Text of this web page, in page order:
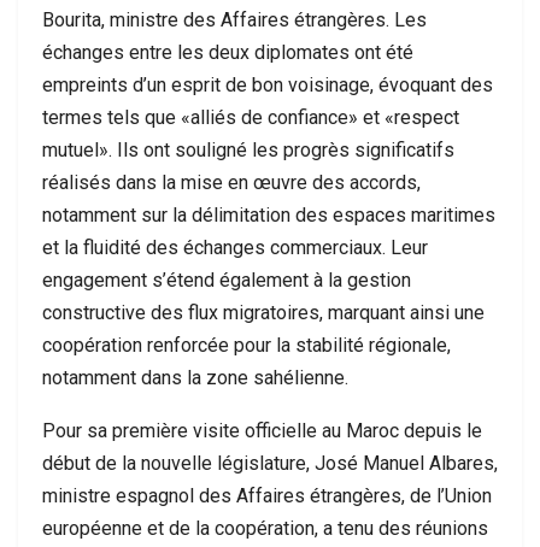
Bourita, ministre des Affaires étrangères. Les
échanges entre les deux diplomates ont été
empreints d’un esprit de bon voisinage, évoquant des
termes tels que «alliés de confiance» et «respect
mutuel». Ils ont souligné les progrès significatifs
réalisés dans la mise en œuvre des accords,
notamment sur la délimitation des espaces maritimes
et la fluidité des échanges commerciaux. Leur
engagement s’étend également à la gestion
constructive des flux migratoires, marquant ainsi une
coopération renforcée pour la stabilité régionale,
notamment dans la zone sahélienne.
Pour sa première visite officielle au Maroc depuis le
début de la nouvelle législature, José Manuel Albares,
ministre espagnol des Affaires étrangères, de l’Union
européenne et de la coopération, a tenu des réunions